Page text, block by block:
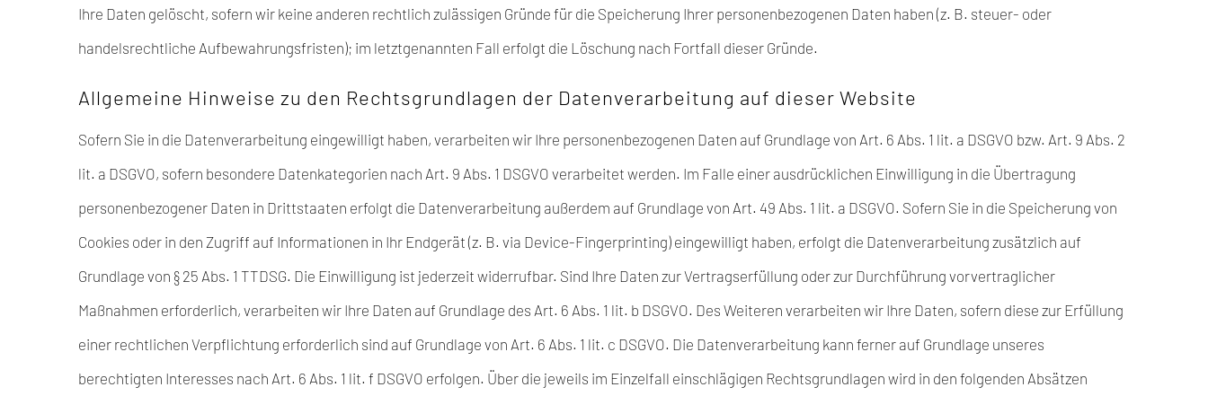
Ihre Daten gelöscht, sofern wir keine anderen rechtlich zulässigen Gründe für die Speicherung Ihrer personenbezogenen Daten haben (z. B. steuer- oder
handelsrechtliche Aufbewahrungsfristen); im letztgenannten Fall erfolgt die Löschung nach Fortfall dieser Gründe.
Allgemeine Hinweise zu den Rechtsgrundlagen der Datenverarbeitung auf dieser Website
Sofern Sie in die Datenverarbeitung eingewilligt haben, verarbeiten wir Ihre personenbezogenen Daten auf Grundlage von Art. 6 Abs. 1 lit. a DSGVO bzw. Art. 9 Abs. 2
lit. a DSGVO, sofern besondere Datenkategorien nach Art. 9 Abs. 1 DSGVO verarbeitet werden. Im Falle einer ausdrücklichen Einwilligung in die Übertragung
personenbezogener Daten in Drittstaaten erfolgt die Datenverarbeitung außerdem auf Grundlage von Art. 49 Abs. 1 lit. a DSGVO. Sofern Sie in die Speicherung von
Cookies oder in den Zugriff auf Informationen in Ihr Endgerät (z. B. via Device-Fingerprinting) eingewilligt haben, erfolgt die Datenverarbeitung zusätzlich auf
Grundlage von § 25 Abs. 1 TTDSG. Die Einwilligung ist jederzeit widerrufbar. Sind Ihre Daten zur Vertragserfüllung oder zur Durchführung vorvertraglicher
Maßnahmen erforderlich, verarbeiten wir Ihre Daten auf Grundlage des Art. 6 Abs. 1 lit. b DSGVO. Des Weiteren verarbeiten wir Ihre Daten, sofern diese zur Erfüllung
einer rechtlichen Verpflichtung erforderlich sind auf Grundlage von Art. 6 Abs. 1 lit. c DSGVO. Die Datenverarbeitung kann ferner auf Grundlage unseres
berechtigten Interesses nach Art. 6 Abs. 1 lit. f DSGVO erfolgen. Über die jeweils im Einzelfall einschlägigen Rechtsgrundlagen wird in den folgenden Absätzen